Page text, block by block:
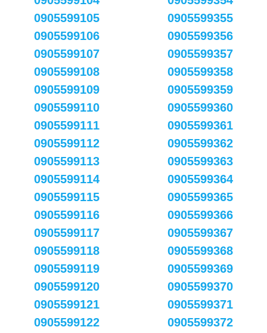
0905599105
0905599106
0905599107
0905599108
0905599109
0905599110
0905599111
0905599112
0905599113
0905599114
0905599115
0905599116
0905599117
0905599118
0905599119
0905599120
0905599121
0905599122
0905599355
0905599356
0905599357
0905599358
0905599359
0905599360
0905599361
0905599362
0905599363
0905599364
0905599365
0905599366
0905599367
0905599368
0905599369
0905599370
0905599371
0905599372